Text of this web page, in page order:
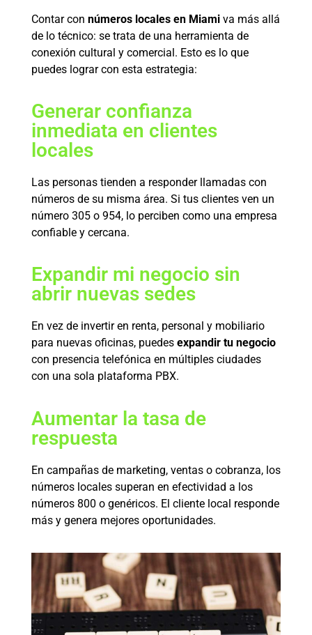
Contar con números locales en Miami va más allá
de lo técnico: se trata de una herramienta de
conexión cultural y comercial. Esto es lo que
puedes lograr con esta estrategia:
Generar confianza
inmediata en clientes
locales
Las personas tienden a responder llamadas con
números de su misma área. Si tus clientes ven un
número 305 o 954, lo perciben como una empresa
confiable y cercana.
Expandir mi negocio sin
abrir nuevas sedes
En vez de invertir en renta, personal y mobiliario
para nuevas oficinas, puedes expandir tu negocio
con presencia telefónica en múltiples ciudades
con una sola plataforma PBX.
Aumentar la tasa de
respuesta
En campañas de marketing, ventas o cobranza, los
números locales superan en efectividad a los
números 800 o genéricos. El cliente local responde
más y genera mejores oportunidades.